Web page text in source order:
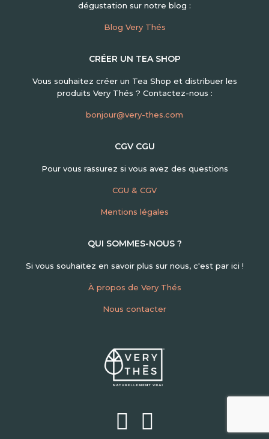
dégustation sur notre blog :
Blog Very Thés
CRÉER UN TEA SHOP
Vous souhaitez créer un Tea Shop et distribuer les
produits Very Thés ? Contactez-nous :
bonjour@very-thes.com
CGV CGU
Pour vous rassurez si vous avez des questions
CGU & CGV
Mentions légales
QUI SOMMES-NOUS ?
Si vous souhaitez en savoir plus sur nous, c'est par ici !
À propos de Very Thés
Nous contacter